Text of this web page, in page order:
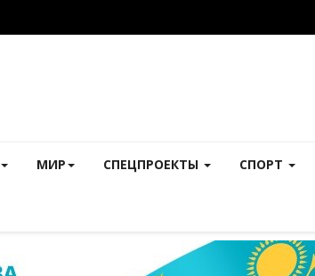
МИР СПЕЦПРОЕКТЫ СПОРТ